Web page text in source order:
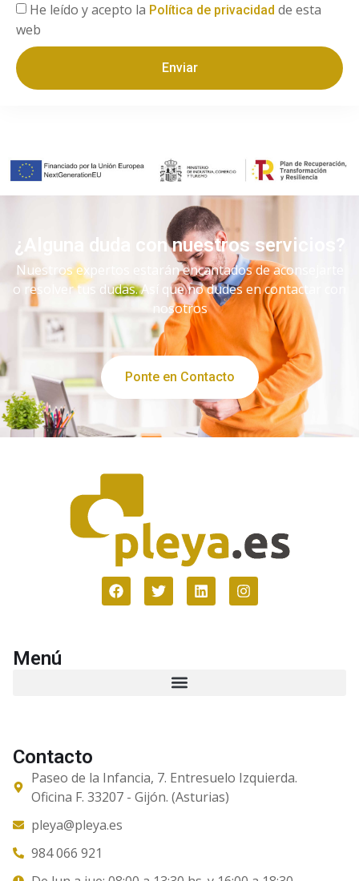
He leído y acepto la Política de privacidad de esta
web
Enviar
¿Alguna duda con nuestros servicios?
Nuestros expertos estarán encantados de aconsejarte
o resolver tus dudas. Así que no dudes en contactar con
nosotros
Ponte en Contacto
Menú
Contacto
Paseo de la Infancia, 7. Entresuelo Izquierda.
Oficina F. 33207 - Gijón. (Asturias)
pleya@pleya.es
984 066 921